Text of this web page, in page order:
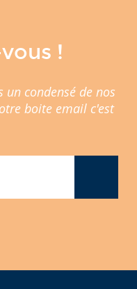
!
condensé de nos
boite email c'est